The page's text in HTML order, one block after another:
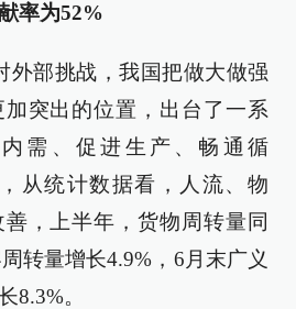
率为52%
外部挑战，我国把做大做强
突出的位置，出台了一系
需、促进生产、畅通循
从统计数据看，人流、物
，上半年，货物周转量同
转量增长4.9%，6月末广义
8.3%。